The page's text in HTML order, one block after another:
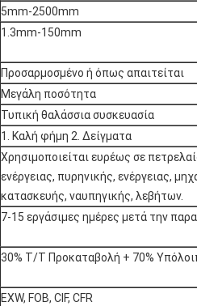
5mm-2500mm
1.3mm-150mm
Προσαρμοσμένο ή όπως απαιτείται
Μεγάλη ποσότητα
Τυπική θαλάσσια συσκευασία
1. Καλή φήμη 2. Δείγματα
Χρησιμοποιείται ευρέως σε
ενέργειας, πυρηνικής, ενέργειας,
κατασκευής, ναυπηγικής, λεβήτων.
7-15 εργάσιμες ημέρες μετά την
30% T/T Προκαταβολή + 70%
EXW, FOB, CIF, CFR